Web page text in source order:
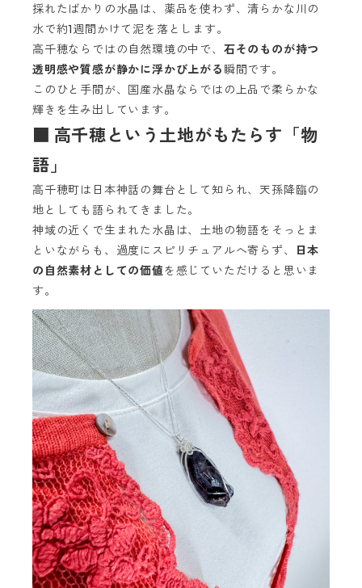
採れたばかりの水晶は、薬品を使わず、清らかな川の
水で約1週間かけて泥を落とします。
高千穂ならではの自然環境の中で、 石そのものが持つ
透明感や質感が静かに浮かび上がる 瞬間です。
このひと手間が、国産水晶ならではの上品で柔らかな
輝きを生み出しています。
■ 高千穂という土地がもたらす「物
語」
高千穂町は日本神話の舞台として知られ、天孫降臨の
地としても語られてきました。
神域の近くで生まれた水晶は、土地の物語をそっとま
といながらも、過度にスピリチュアルへ寄らず、
日本
の自然素材としての価値を感じていただけると思いま
す。